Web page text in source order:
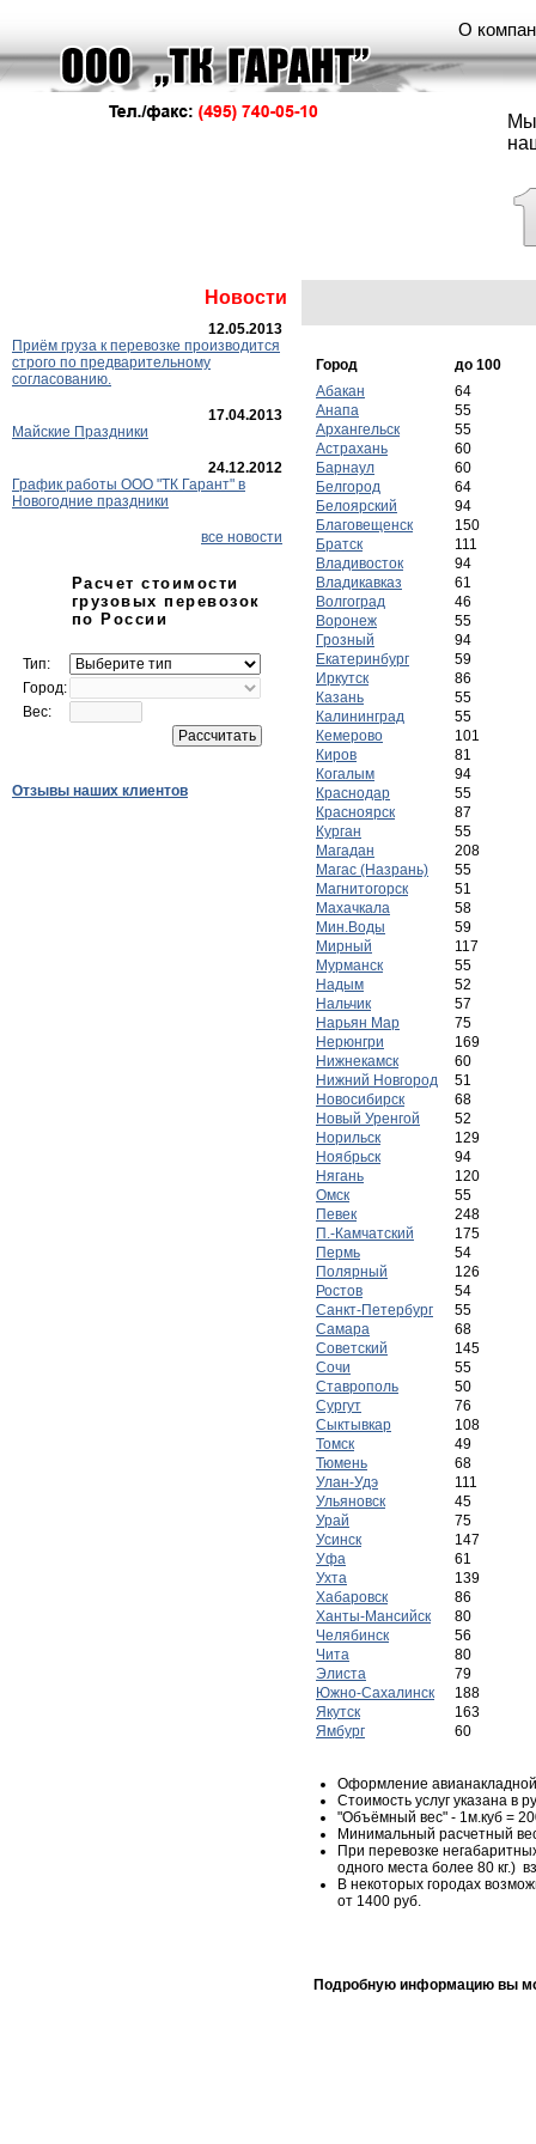
О
Мы
Новости
12.05.2013
Приём груза к перевозке производится
строго по предварительному
согласованию.
17.04.2013
Майские Праздники
24.12.2012
График работы ООО "ТК Гарант" в
Новогодние праздники
все новости
Расчет стоимости
грузовых перевозок
по России
Тип:
Город:
Вес:
Отзывы наших клиентов
Город
до 100
Абакан
64
Анапа
55
Архангельск
55
Астрахань
60
Барнаул
60
Белгород
64
Белоярский
94
Благовещенск
150
Братск
111
Владивосток
94
Владикавказ
61
Волгоград
46
Воронеж
55
Грозный
94
Екатеринбург
59
Иркутск
86
Казань
55
Калининград
55
Кемерово
101
Киров
81
Когалым
94
Краснодар
55
Красноярск
87
Курган
55
Магадан
208
Магас (Назрань)
55
Магнитогорск
51
Махачкала
58
Мин.Воды
59
Мирный
117
Мурманск
55
Надым
52
Нальчик
57
Нарьян Мар
75
Нерюнгри
169
Нижнекамск
60
Нижний Новгород
51
Новосибирск
68
Новый Уренгой
52
Норильск
129
Ноябрьск
94
Нягань
120
Омск
55
Певек
248
П.-Камчатский
175
Пермь
54
Полярный
126
Ростов
54
Санкт-Петербург
55
Самара
68
Советский
145
Сочи
55
Ставрополь
50
Сургут
76
Сыктывкар
108
Томск
49
Тюмень
68
Улан-Удэ
111
Ульяновск
45
Урай
75
Усинск
147
Уфа
61
Ухта
139
Хабаровск
86
Ханты-Мансийск
80
Челябинск
56
Чита
80
Элиста
79
Южно-Сахалинск
188
Якутск
163
Ямбург
60
Оформление
Стоимость услуг указана в
"Объёмный вес" - 1м.куб =
Минимальный расчетный вес
При перевозке
одного места более 80 кг.)
В некоторых городах
от 1400 руб.
Подробную информацию вы